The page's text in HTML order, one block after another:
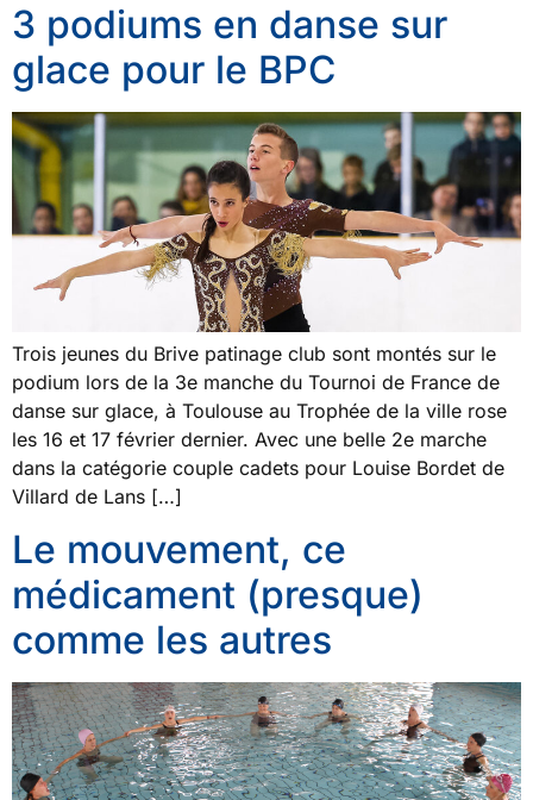
3 podiums en danse sur
glace pour le BPC
Trois jeunes du Brive patinage club sont montés sur le
podium lors de la 3e manche du Tournoi de France de
danse sur glace, à Toulouse au Trophée de la ville rose
les 16 et 17 février dernier. Avec une belle 2e marche
dans la catégorie couple cadets pour Louise Bordet de
Villard de Lans […]
Le mouvement, ce
médicament (presque)
comme les autres